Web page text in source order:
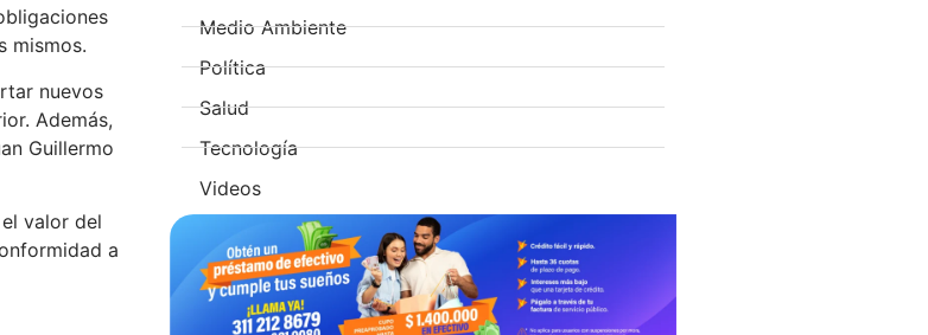
mismos.
nuevos
Además,
Guillermo
valor del
a
Medio Ambiente
Política
Salud
Tecnología
Videos